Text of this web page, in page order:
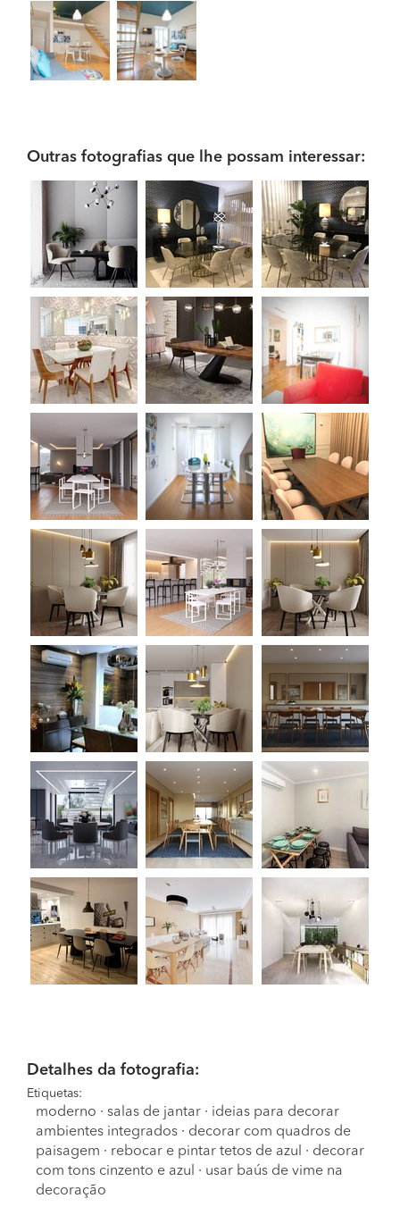
Outras fotografias que lhe possam interessar:
Detalhes da fotografia:
Etiquetas:
moderno · salas de jantar · ideias para decorar
ambientes integrados · decorar com quadros de
paisagem · rebocar e pintar tetos de azul · decorar
com tons cinzento e azul
· usar baús de vime na
decoração